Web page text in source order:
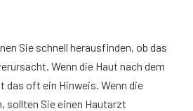
Sie schnell herausfinden, ob das
Wenn die Haut nach dem
das oft ein Hinweis. Wenn die
sollten Sie einen Hautarzt